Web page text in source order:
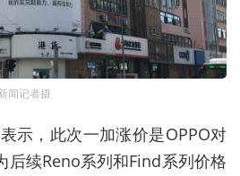
闻记者摄
示，此次一加涨价是OPPO对
后续Reno系列和Find系列价格